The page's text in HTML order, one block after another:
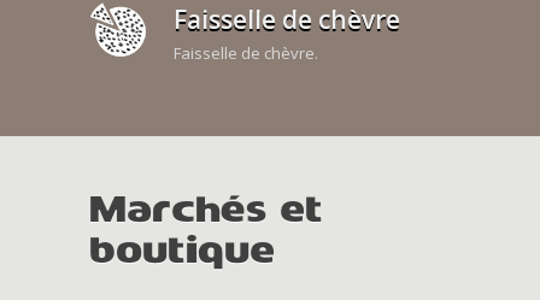
Faisselle de chèvre
Faisselle de chèvre.
Marchés et
boutique